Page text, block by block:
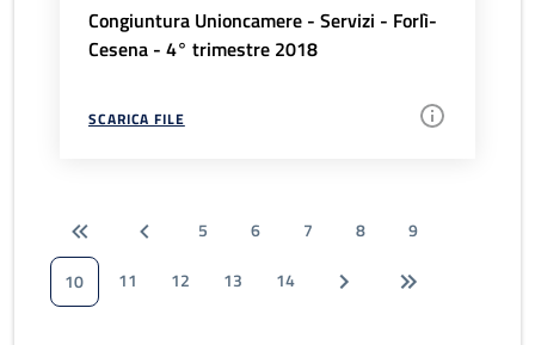
Congiuntura Unioncamere - Servizi - Forlì-
Cesena - 4° trimestre 2018
SCARICA FILE
5 6 7 8
9
10
11 12 13 14